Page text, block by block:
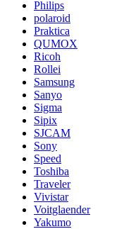
Philips
polaroid
Praktica
QUMOX
Ricoh
Rollei
Samsung
Sanyo
Sigma
Sipix
SJCAM
Sony
Speed
Toshiba
Traveler
Vivistar
Voitglaender
Yakumo